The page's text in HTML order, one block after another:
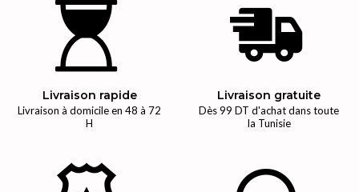
Livraison rapide
Livraison à domicile en 48 à 72
H
Livraison gratuite
Dès 99 DT d'achat dans toute
la Tunisie